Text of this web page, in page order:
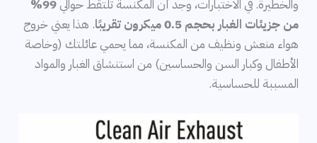
والخطيرة. في الاختبارات، وجد أن المكنسة تلتقط حوالي
99%
من جزيئات الغبار بحجم 0.5 ميكرون تقريبًا
. هذا يعني خروج
هواء منعش ونظيف من المكنسة، مما يحمي عائلتك (وخاصة
الأطفال وكبار السن والحساسين) من استنشاق الغبار والمواد
المسببة للحساسية.